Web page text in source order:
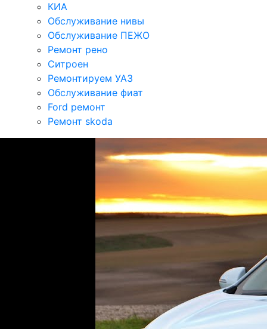
КИА
Обслуживание нивы
Обслуживание ПЕЖО
Ремонт рено
Ситроен
Ремонтируем УАЗ
Обслуживание фиат
Ford ремонт
Ремонт skoda